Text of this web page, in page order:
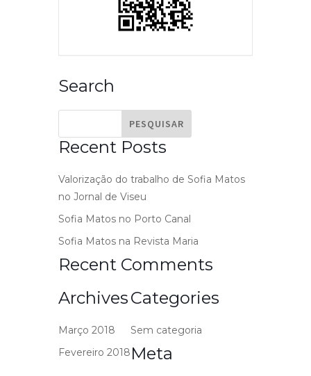
Search
Recent Posts
Valorização do trabalho de Sofia Matos
no Jornal de Viseu
Sofia Matos no Porto Canal
Sofia Matos na Revista Maria
Recent Comments
Archives
Março 2018
Fevereiro 2018
Categories
Sem categoria
Meta